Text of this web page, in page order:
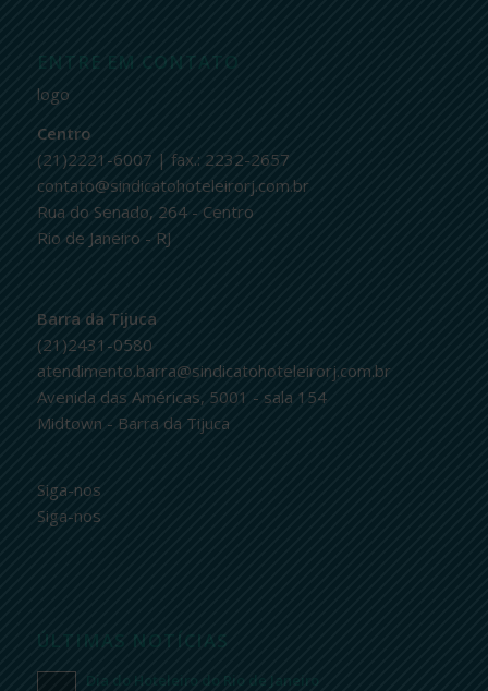
ENTRE EM CONTATO
logo
Centro
(21)2221-6007 | fax.: 2232-2657
contato@sindicatohoteleirorj.com.br
Rua do Senado, 264 - Centro
Rio de Janeiro - RJ
Barra da Tijuca
(21)2431-0580
atendimento.barra@sindicatohoteleirorj.com.br
Avenida das Américas, 5001 - sala 154
Midtown - Barra da Tijuca
Siga-nos
Siga-nos
ÚLTIMAS NOTÍCIAS
Dia do Hoteleiro do Rio de Janeiro